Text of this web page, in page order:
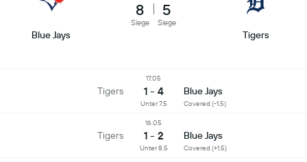
Blue Jays
8
Siege
5
Siege
Tigers
Tigers
17.05
1 - 4 Blue Jays
Covered (-1.5)
Unter 7.5
Tigers
16.05
1 - 2 Blue Jays
Covered (+1.5)
Unter 8.5